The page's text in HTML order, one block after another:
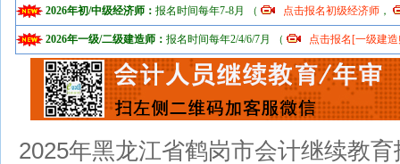
2026年初/中级经济师：报名时间每年7-8月 （ 点击报名初级经济师 ，
2026年一级/二级建造师：报名时间每年2/4/6/7月 （ 点击报名[一级建
2025年黑龙江省鹤岗市会计继续教